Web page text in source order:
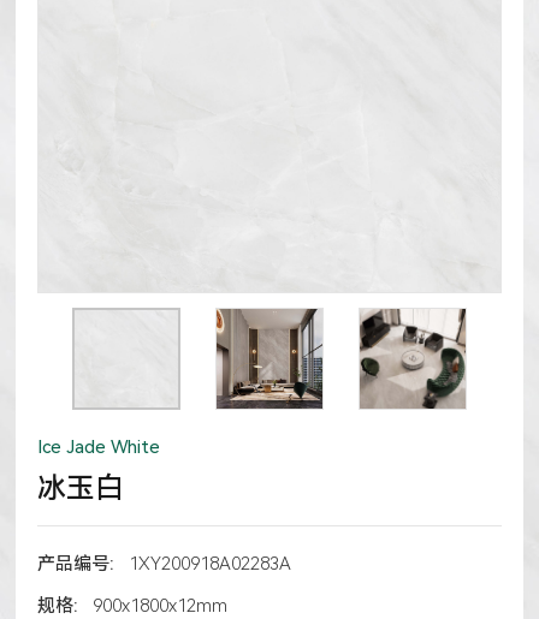
Ice Jade White
冰玉白
产品编号:
1XY200918A02283A
规格:
900x1800x12mm